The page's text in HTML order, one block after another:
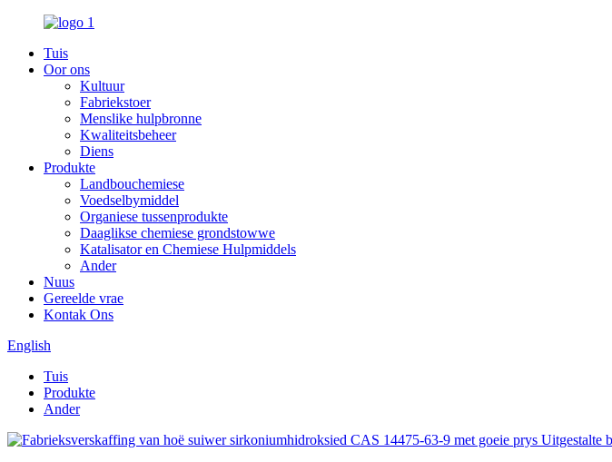
Tuis
Oor ons
Kultuur
Fabriekstoer
Menslike hulpbronne
Kwaliteitsbeheer
Diens
Produkte
Landbouchemiese
Voedselbymiddel
Organiese tussenprodukte
Daaglikse chemiese grondstowwe
Katalisator en Chemiese Hulpmiddels
Ander
Nuus
Gereelde vrae
Kontak Ons
English
Tuis
Produkte
Ander